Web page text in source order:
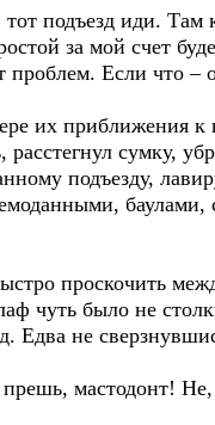
подъезд иди.
за мой счет
Если что –
их приближения к
расстегнул сумку,
подъезду,
баулами,
проскочить
чуть было не
Едва не
мастодонт!